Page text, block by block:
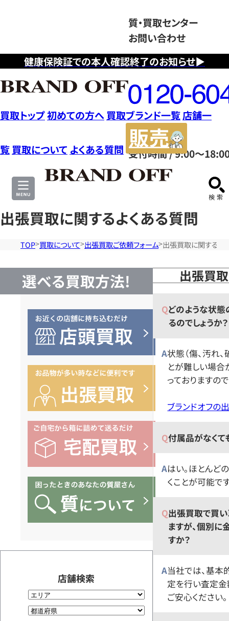
健康保険証での本人確認終了のお知らせ▶
質・買取センター
お問い合わせ
フ
リ
ー
ダ
イ
ヤ
ル
0120604117
受付時間 / 9:00～
買取トップ初めての方へ 買取ブランド一覧店舗一
覧 買取について よくある質問
サ
出張買取に関するよくある質問
TOP 買取について 出張買取ご依頼フォーム 出張買取に関するよ
選べる買取方法!
店舗検索
出張買
どのような状
るのでしょうか？
状態（傷、汚れ
とが難しい場
っておりますの
ブランドオフの
付属品がなく
はい。ほとんど
くことが可能で
出張買取で買
ますが、個別に
すか？
当社では、基本
定を行い査定金
ご安心ください。